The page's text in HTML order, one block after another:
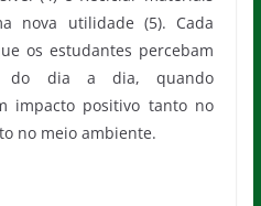
nova utilidade (5). Cada
os estudantes percebam
do dia a dia, quando
impacto positivo tanto no
no meio ambiente.